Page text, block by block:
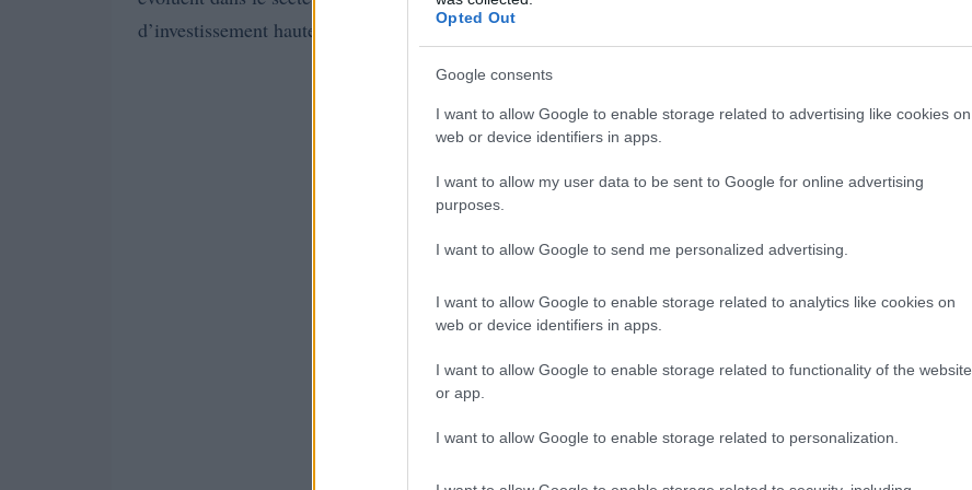
Opted Out
Google consents
I want to allow Google to enable storage related to advertising like cookies on
web or device identifiers in apps.
I want to allow my user data to be sent to Google for online advertising
purposes.
I want to allow Google to send me personalized advertising.
I want to allow Google to enable storage related to analytics like cookies on
web or device identifiers in apps.
I want to allow Google to enable storage related to functionality of the website
or app.
I want to allow Google to enable storage related to personalization.
d’investissement hautement risquées et, dans de nombreux cas, frauduleuses.